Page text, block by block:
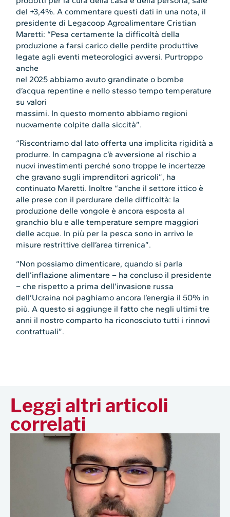
del +3,4%. A commentare questi dati in una nota, il
presidente di Legacoop Agroalimentare Cristian
Maretti: “Pesa certamente la difficoltà della
produzione a farsi carico delle perdite produttive
legate agli eventi meteorologici avversi. Purtroppo
anche
nel 2025 abbiamo avuto grandinate o bombe
d’acqua repentine e nello stesso tempo temperature
su valori
massimi. In questo momento abbiamo regioni
nuovamente colpite dalla siccità”.
“Riscontriamo dal lato offerta una implicita rigidità a
produrre. In campagna c’è avversione al rischio a
nuovi investimenti perché sono troppe le incertezze
che gravano sugli imprenditori agricoli”, ha
continuato Maretti. Inoltre “anche il settore ittico è
alle prese con il perdurare delle difficoltà: la
produzione delle vongole è ancora esposta al
granchio blu e alle temperature sempre maggiori
delle acque. In più per la pesca sono in arrivo le
misure restrittive dell’area tirrenica”.
“Non possiamo dimenticare, quando si parla
dell’inflazione alimentare – ha concluso il presidente
– che rispetto a prima dell’invasione russa
dell’Ucraina noi paghiamo ancora l’energia il 50% in
più. A questo si aggiunge il fatto che negli ultimi tre
anni il nostro comparto ha riconosciuto tutti i rinnovi
contrattuali”.
Leggi altri articoli
correlati